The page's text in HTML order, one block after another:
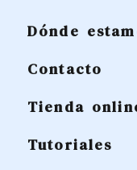
Dónde
Contacto
Tienda
Tutoriales